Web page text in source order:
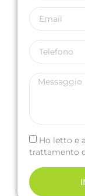
Ho letto e
trattamento